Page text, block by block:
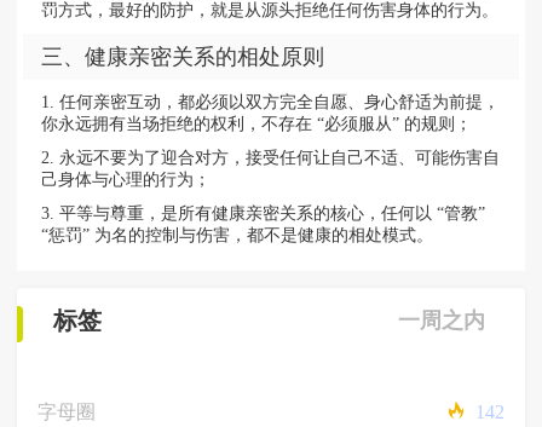
罚方式，最好的防护，就是从源头拒绝任何伤害身体的行为。
三、健康亲密关系的相处原则
任何亲密互动，都必须以双方完全自愿、身心舒适为前提，
你永远拥有当场拒绝的权利，不存在 “必须服从” 的规则；
永远不要为了迎合对方，接受任何让自己不适、可能伤害自
己身体与心理的行为；
平等与尊重，是所有健康亲密关系的核心，任何以 “管教”
“惩罚” 为名的控制与伤害，都不是健康的相处模式。
标签 一周之内
字母圈 142